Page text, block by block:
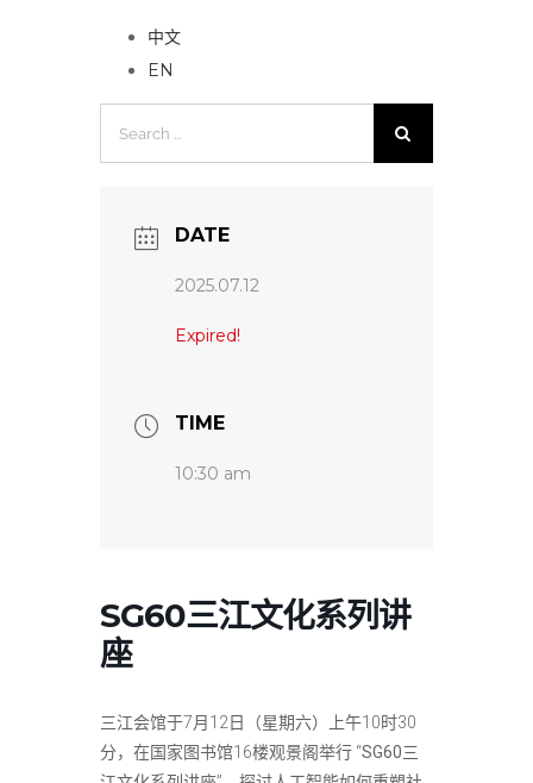
中文
EN
DATE
2025.07.12
Expired!
TIME
10:30 am
SG60三江文化系列讲
座
三江会馆于7月12日（星期六）上午10时30
分，在国家图书馆16楼观景阁举行 “SG60三